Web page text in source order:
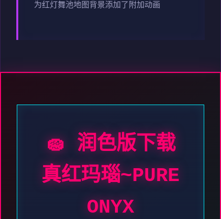
为红灯舞池地图背景添加了附加动画
🧽 润色版下载
真红玛瑙~PURE
ONYX